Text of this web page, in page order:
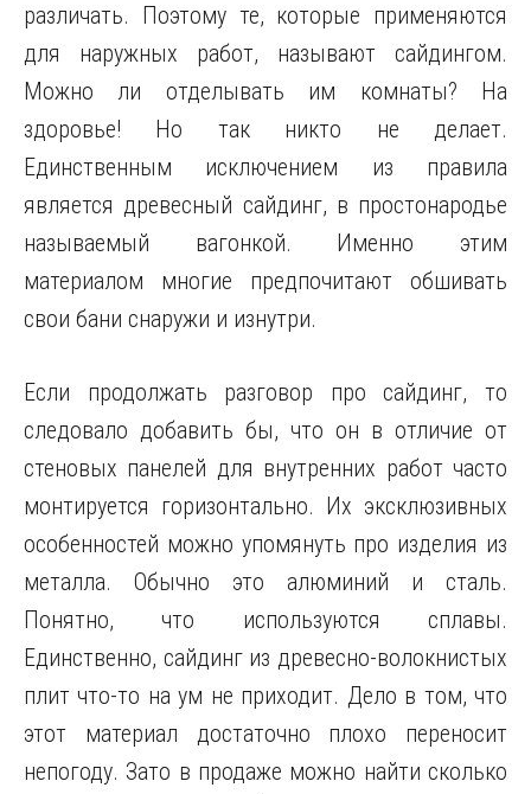
различать. Поэтому те, которые применяются
для наружных работ, называют сайдингом.
Можно ли отделывать им комнаты? На
здоровье! Но так никто не делает.
Единственным исключением из правила
является древесный сайдинг, в простонародье
называемый вагонкой. Именно этим
материалом многие предпочитают обшивать
свои бани снаружи и изнутри.
Если продолжать разговор про сайдинг, то
следовало добавить бы, что он в отличие от
стеновых панелей для внутренних работ часто
монтируется горизонтально. Их эксклюзивных
особенностей можно упомянуть про изделия из
металла. Обычно это алюминий и сталь.
Понятно, что используются сплавы.
Единственно, сайдинг из древесно-волокнистых
плит что-то на ум не приходит. Дело в том, что
этот материал достаточно плохо переносит
непогоду. Зато в продаже можно найти сколько